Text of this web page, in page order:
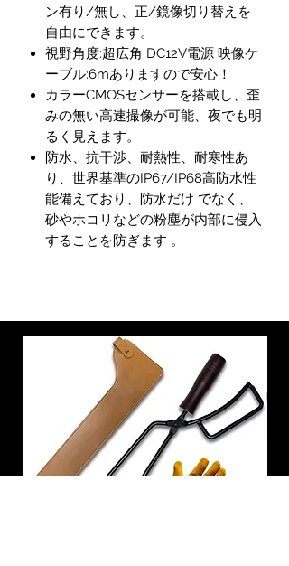
ン有り/無し、正/鏡像切り替えを
自由にできます。
視野角度:超広角 DC12V電源 映像ケ
ーブル:6mありますので安心！
カラーCMOSセンサーを搭載し、歪
みの無い高速撮像が可能、夜でも明
るく見えます。
防水、抗干渉、耐熱性、耐寒性あ
り、世界基準のIP67/IP68高防水性
能備えており、防水だけ でなく、
砂やホコリなどの粉塵が内部に侵入
することを防ぎます 。